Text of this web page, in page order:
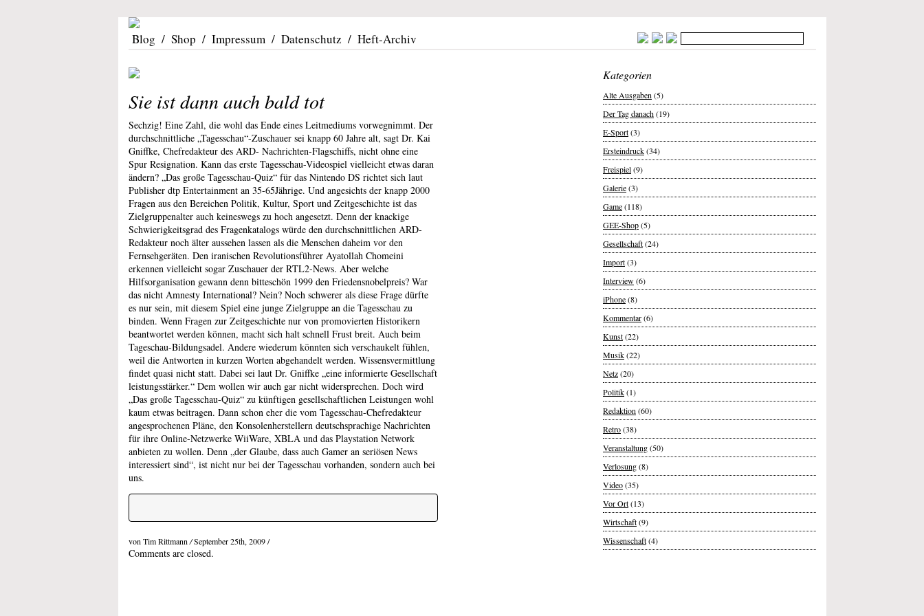
Blog / Shop / Impressum / Datenschutz / Heft-Archiv
Kategorien
Alte Ausgaben (5)
Der Tag danach(19)
E-Sport(3)
Ersteindruck(34)
Freispiel(9)
Galerie(3)
Game(118)
GEE-Shop(5)
Gesellschaft(24)
Import(3)
Interview(6)
iPhone(8)
Kommentar(6)
Kunst(22)
Musik(22)
Netz(20)
Politik(1)
Redaktion (60)
Retro(38)
Veranstaltung(50)
Verlosung(8)
Video(35)
Vor Ort(13)
Wirtschaft(9)
Wissenschaft(4)
Sie ist dann auch bald tot
Sechzig! Eine Zahl, die wohl das Ende eines Leitmediums vorwegnimmt. Der
durchschnittliche „Tagesschau“-Zuschauer sei knapp 60 Jahre alt, sagt Dr. Kai
Gniffke, Chefredakteur des ARD- Nachrichten-Flagschiffs, nicht ohne eine
Spur Resignation. Kann das erste Tagesschau-Videospiel vielleicht etwas daran
ändern? „Das große Tagesschau-Quiz“ für das Nintendo DS richtet sich laut
Publisher dtp Entertainment an 35-65Jährige. Und angesichts der knapp 2000
Fragen aus den Bereichen Politik, Kultur, Sport und Zeitgeschichte ist das
Zielgruppenalter auch keineswegs zu hoch angesetzt. Denn der knackige
Schwierigkeitsgrad des Fragenkatalogs würde den durchschnittlichen ARD-
Redakteur noch älter aussehen lassen als die Menschen daheim vor den
Fernsehgeräten. Den iranischen Revolutionsführer Ayatollah Chomeini
erkennen vielleicht sogar Zuschauer der RTL2-News. Aber welche
Hilfsorganisation gewann denn bitteschön 1999 den Friedensnobelpreis? War
das nicht Amnesty International? Nein? Noch schwerer als diese Frage dürfte
es nur sein, mit diesem Spiel eine junge Zielgruppe an die Tagesschau zu
binden. Wenn Fragen zur Zeitgeschichte nur von promovierten Historikern
beantwortet werden können, macht sich halt schnell Frust breit. Auch beim
Tageschau-Bildungsadel. Andere wiederum könnten sich verschaukelt fühlen,
weil die Antworten in kurzen Worten abgehandelt werden. Wissensvermittlung
findet quasi nicht statt. Dabei sei laut Dr. Gniffke „eine informierte Gesellschaft
leistungsstärker.“ Dem wollen wir auch gar nicht widersprechen. Doch wird
„Das große Tagesschau-Quiz“ zu künftigen gesellschaftlichen Leistungen wohl
kaum etwas beitragen. Dann schon eher die vom Tagesschau-Chefredakteur
angesprochenen Pläne, den Konsolenherstellern deutschsprachige Nachrichten
für ihre Online-Netzwerke WiiWare, XBLA und das Playstation Network
anbieten zu wollen. Denn „der Glaube, dass auch Gamer an seriösen News
interessiert sind“, ist nicht nur bei der Tagesschau vorhanden, sondern auch bei
uns.
von Tim Rittmann /September 25th, 2009 /
Comments are closed.